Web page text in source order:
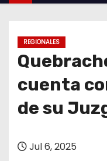
o
REGIONALES
cuenta
de su
Jul 6, 2025